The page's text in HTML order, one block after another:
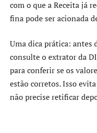
com o que a Receita já
fina pode ser acionada
Uma dica prática: antes
consulte o extrator da
para conferir se os
estão corretos. Isso
não precise retificar